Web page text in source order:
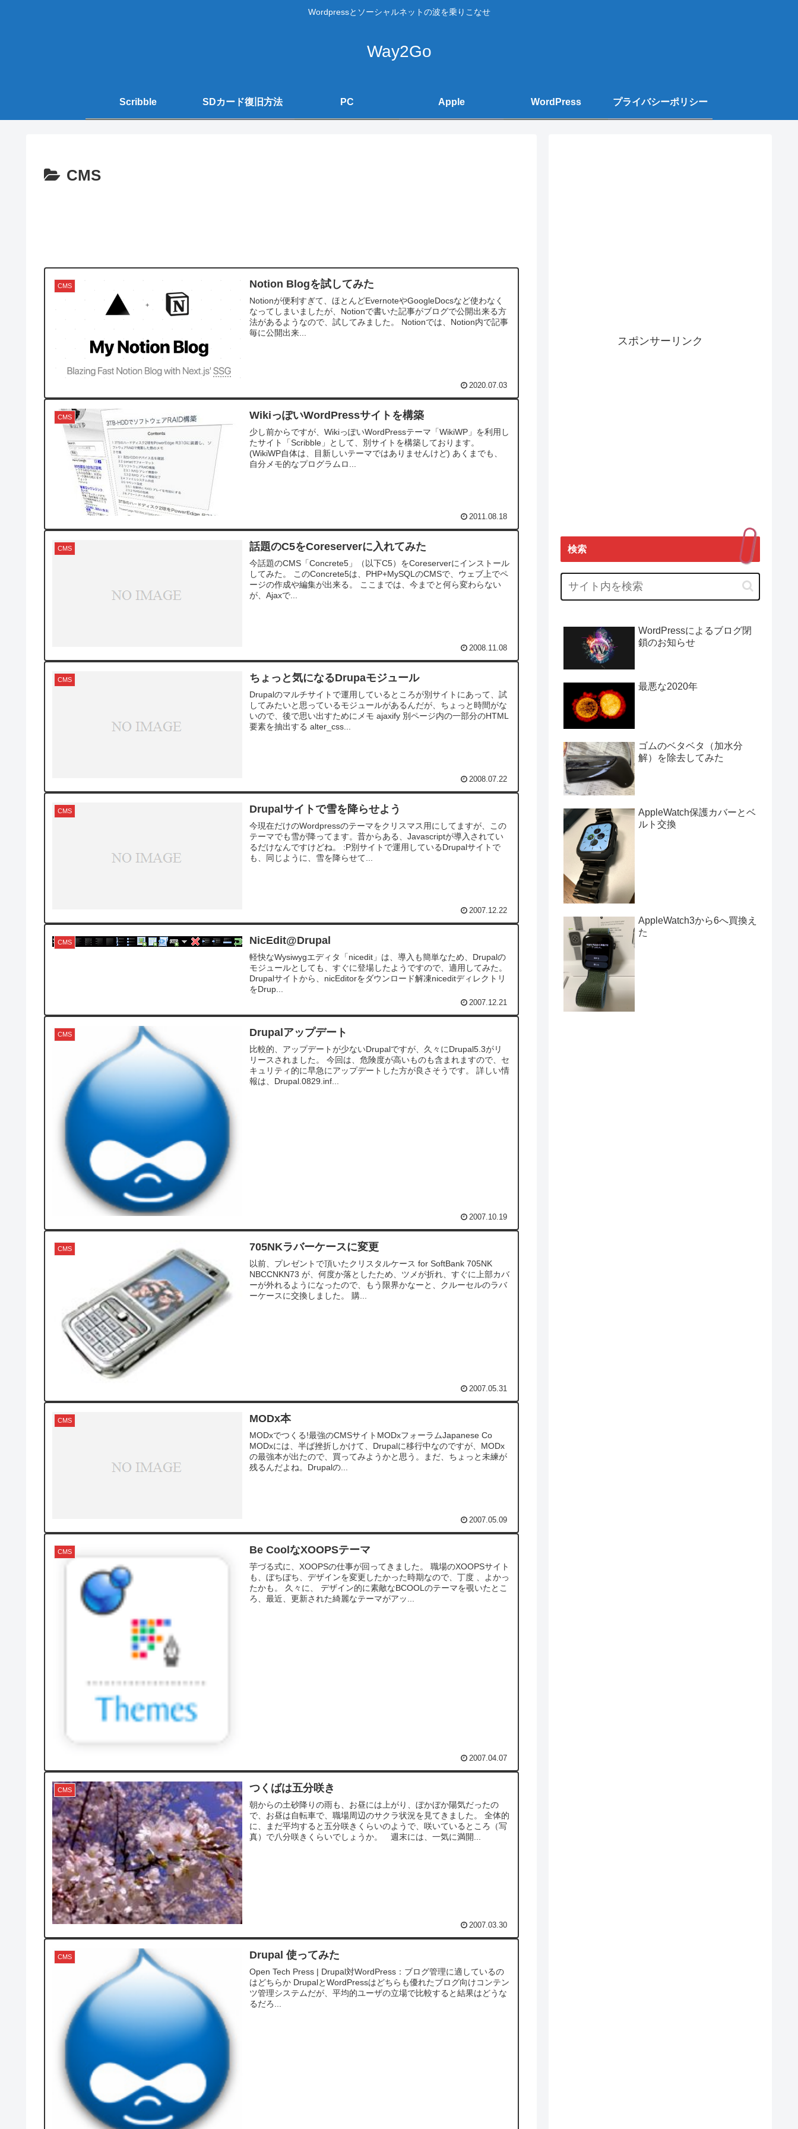
Wordpressとソーシャルネットの波を乗りこなせ
Way2Go
Scribble SDカード復旧方法 PC Apple WordPress プライバシーポリシー
CMS
CMS Notion Blogを試してみた
Notionが便利すぎて、ほとんどEvernoteやGoogleDocsなど使わなく
なってしまいましたが、Notionで書いた記事がブログで公開出来る方
法があるようなので、試してみました。 Notionでは、Notion内で記事
毎に公開出来...
2020.07.03
CMS WikiっぽいWordPressサイトを構築
少し前からですが、WikiっぽいWordPressテーマ「WikiWP」を利用し
たサイト「Scribble」として、別サイトを構築しております。
(WikiWP自体は、目新しいテーマではありませんけど) あくまでも、
自分メモ的なプログラムロ...
2011.08.18
CMS 話題のC5をCoreserverに入れてみた
今話題のCMS「Concrete5」（以下C5）をCoreserverにインストール
してみた。 このConcrete5は、PHP+MySQLのCMSで、ウェブ上でペ
ージの作成や編集が出来る。 ここまでは、今までと何ら変わらない
が、Ajaxで...
2008.11.08
CMS ちょっと気になるDrupaモジュール
Drupalのマルチサイトで運用しているところが別サイトにあって、試
してみたいと思っているモジュールがあるんだが、ちょっと時間がな
いので、後で思い出すためにメモ ajaxify 別ページ内の一部分のHTML
要素を抽出する alter_css...
2008.07.22
CMS Drupalサイトで雪を降らせよう
今現在だけのWordpressのテーマをクリスマス用にしてますが、この
テーマでも雪が降ってます。昔からある、Javascriptが導入されてい
るだけなんですけどね。 :P別サイトで運用しているDrupalサイトで
も、同じように、雪を降らせて...
2007.12.22
CMS NicEdit@Drupal
軽快なWysiwygエディタ「nicedit」は、導入も簡単なため、Drupalの
モジュールとしても、すぐに登場したようですので、適用してみた。
Drupalサイトから、nicEditorをダウンロード解凍niceditディレクトリ
をDrup...
2007.12.21
CMS Drupalアップデート
比較的、アップデートが少ないDrupalですが、久々にDrupal5.3がリ
リースされました。 今回は、危険度が高いものも含まれますので、セ
キュリティ的に早急にアップデートした方が良さそうです。 詳しい情
報は、Drupal.0829.inf...
2007.10.19
CMS 705NKラバーケースに変更
以前、プレゼントで頂いたクリスタルケース for SoftBank 705NK
NBCCNKN73 が、何度か落としたため、ツメが折れ、すぐに上部カバ
ーが外れるようになったので、もう限界かなーと、クルーセルのラバ
ーケースに交換しました。 購...
2007.05.31
CMS MODx本
MODxでつくる!最強のCMSサイトMODxフォーラムJapanese Co
MODxには、半ば挫折しかけて、Drupalに移行中なのですが、MODx
の最強本が出たので、買ってみようかと思う。まだ、ちょっと未練が
残るんだよね。Drupalの...
2007.05.09
CMS Be CoolなXOOPSテーマ
芋づる式に、XOOPSの仕事が回ってきました。 職場のXOOPSサイト
も、ぼちぼち、デザインを変更したかった時期なので、丁度 、よかっ
たかも。 久々に、 デザイン的に素敵なBCOOLのテーマを覗いたとこ
ろ、最近、更新された綺麗なテーマがアッ...
2007.04.07
CMS つくばは五分咲き
朝からの土砂降りの雨も、お昼には上がり、ぼかぼか陽気だったの
で、お昼は自転車で、職場周辺のサクラ状況を見てきました。 全体的
に、まだ平均すると五分咲きくらいのようで、咲いているところ（写
真）で八分咲きくらいでしょうか。 週末には、一気に満開...
2007.03.30
CMS Drupal 使ってみた
Open Tech Press | Drupal対WordPress：ブログ管理に適しているの
はどちらか DrupalとWordPressはどちらも優れたブログ向けコンテン
ツ管理システムだが、平均的ユーザの立場で比較すると結果はどうな
るだろ...
スポンサーリンク
検索
WordPressによるブログ閉
鎖のお知らせ
最悪な2020年
ゴムのベタベタ（加水分
解）を除去してみた
AppleWatch保護カバーとベ
ルト交換
AppleWatch3から6へ買換え
た